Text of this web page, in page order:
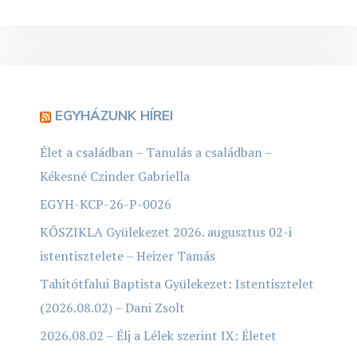
EGYHÁZUNK HÍREI
Élet a családban – Tanulás a családban –
Kékesné Czinder Gabriella
EGYH-KCP-26-P-0026
KŐSZIKLA Gyülekezet 2026. augusztus 02-i
istentisztelete – Heizer Tamás
Tahitótfalui Baptista Gyülekezet: Istentisztelet
(2026.08.02) – Dani Zsolt
2026.08.02 – Élj a Lélek szerint IX: Életet